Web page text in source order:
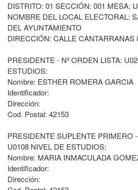
DISTRITO: 01 SECCIÓN: 001 MESA: U
NOMBRE DEL LOCAL ELECTORAL:
DEL AYUNTAMIENTO
DIRECCIÓN: CALLE CANTARRANAS
PRESIDENTE - Nº ORDEN LISTA:
ESTUDIOS:
Nombre: ESTHER ROMERA GARCIA
Identificador:
Dirección:
Cod. Postal: 42153
PRESIDENTE SUPLENTE PRIMERO
U0108 NIVEL DE ESTUDIOS:
Nombre: MARIA INMACULADA
Identificador:
Dirección: